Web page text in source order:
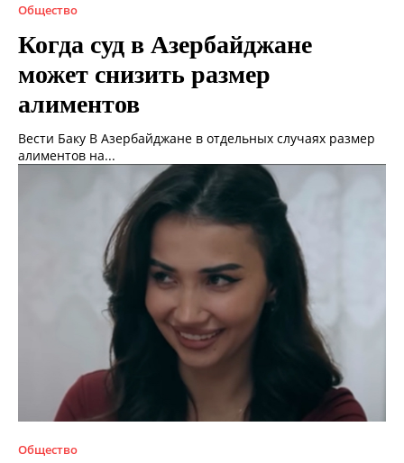
Общество
Когда суд в Азербайджане
может снизить размер
алиментов
Вести Баку В Азербайджане в отдельных случаях размер
алиментов на...
Общество